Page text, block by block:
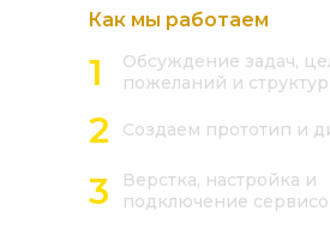
Создаем прототип и
Как мы работаем
1
2
3
Верстка, настройка и
подключение
Обсуждение задач,
пожеланий и